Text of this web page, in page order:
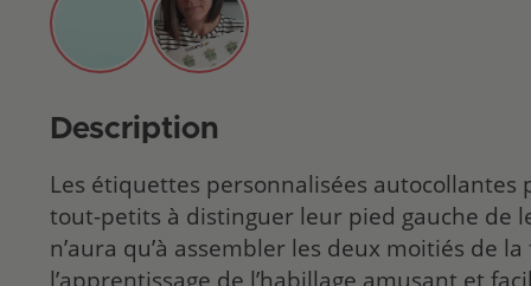
Description
Les étiquettes personnalisées autocollantes
tout-petits à distinguer leur pied gauche de
n’aura qu’à assembler les deux moitiés de